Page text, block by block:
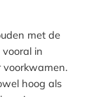
met de
in
voorkwamen.
hoog als